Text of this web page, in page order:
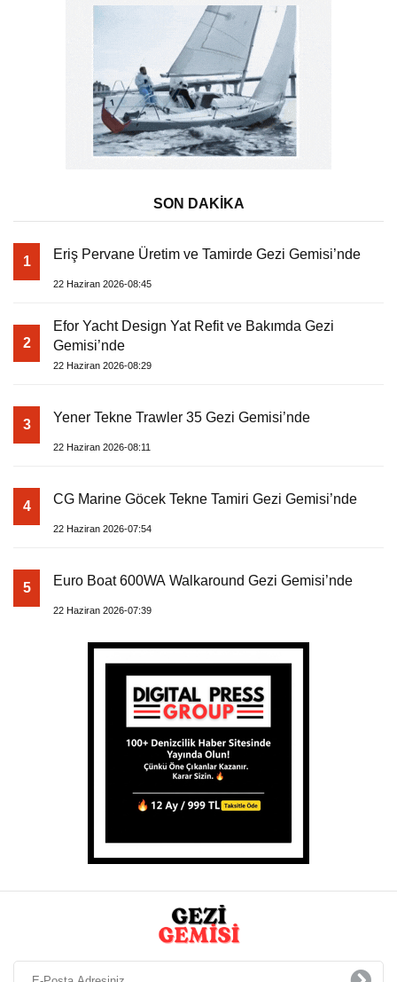
SON DAKİKA
1 Eriş Pervane Üretim ve Tamirde Gezi Gemisi’nde
22 Haziran 2026-08:45
2
Efor Yacht Design Yat Refit ve Bakımda Gezi
Gemisi’nde
22 Haziran 2026-08:29
3 Yener Tekne Trawler 35 Gezi Gemisi’nde
22 Haziran 2026-08:11
4 CG Marine Göcek Tekne Tamiri Gezi Gemisi’nde
22 Haziran 2026-07:54
5 Euro Boat 600WA Walkaround Gezi Gemisi’nde
22 Haziran 2026-07:39